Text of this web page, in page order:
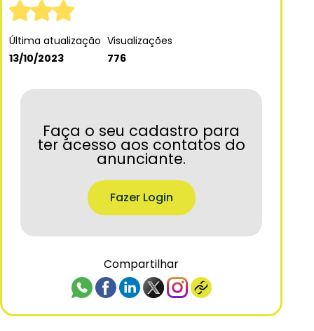
Última atualização
13/10/2023
Visualizações
776
Faça o seu cadastro para
ter acesso aos contatos do
anunciante.
Fazer Login
Compartilhar